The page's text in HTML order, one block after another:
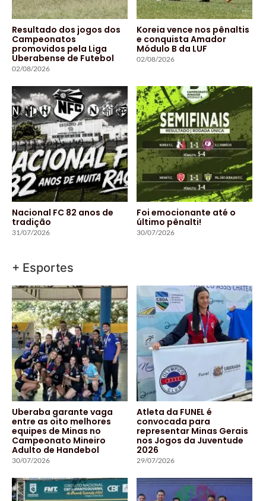
Resultado dos jogos dos
Campeonatos
promovidos pela Liga
Uberabense de Futebol
02/08/2026
Koreia vence nos pênaltis
e conquista Amador
Módulo B da LUF
02/08/2026
Nacional FC 82 anos de
tradição
31/07/2026
Foi emocionante até o
último pênalti!
30/07/2026
+ Esportes
Uberaba garante vaga
entre as oito melhores
equipes de Minas no
Campeonato Mineiro
Adulto de Handebol
30/07/2026
Atleta da FUNEL é
convocada para
representar Minas Gerais
nos Jogos da Juventude
2026
29/07/2026